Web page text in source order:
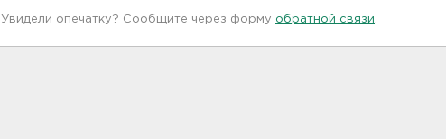
Увидели опечатку? Сообщите через форму обратной связи